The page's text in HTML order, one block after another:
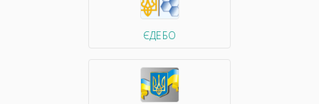
ЄДЕБО